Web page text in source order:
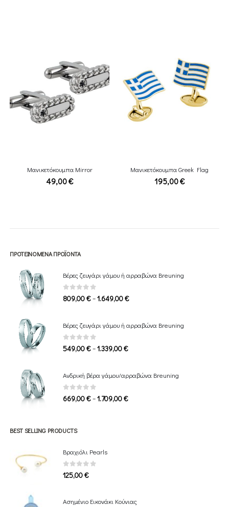
Μανικετόκουμπα Mirror
49,00€
Μανικετόκουμπα Greek Flag
195,00€
ΠΡΟΤΕΙΝΌΜΕΝΑ ΠΡΟΪΌΝΤΑ
Βέρες ζευγάρι γάμου ή αρραβώνα Breuning
0out of 5
809,00€–1.649,00€Price
through
Βέρες ζευγάρι γάμου ή αρραβώνα Breuning
0 out of 5
549,00€–1.339,00€Price
through
Ανδρική βέρα γάμου/αρραβώνα Breuning
0 out of 5
669,00€–1.709,00€Price
BEST SELLING PRODUCTS
Βραχιόλι Pearls
0out of 5
125,00€
Ασημένιο Εικονάκι Κούνιας